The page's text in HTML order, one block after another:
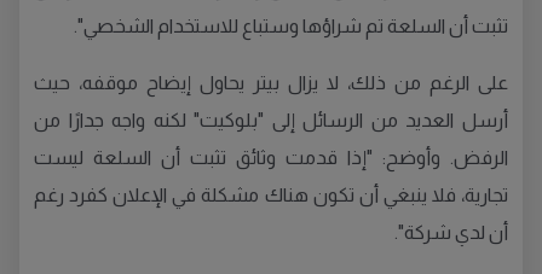
تثبت أن السلعة تم شراؤها وستباع للاستخدام الشخصي".
على الرغم من ذلك، لا يزال بيتر يحاول إيضاح موقفه، حيث
أرسل العديد من الرسائل إلى "بلوكيت" لكنه واجه جدارًا من
الرفض. وأوضح: "إذا قدمت وثائق تثبت أن السلعة ليست
تجارية، فلا ينبغي أن تكون هناك مشكلة في الإعلان كفرد رغم
أن لدي شركة".